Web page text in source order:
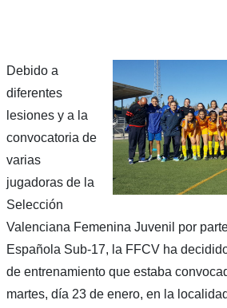
Debido a
diferentes
lesiones y a la
convocatoria de
varias
jugadoras de la
Selección
Valenciana Femenina Juvenil por
Española Sub-17, la FFCV ha
de entrenamiento que estaba
martes, día 23 de enero, en la